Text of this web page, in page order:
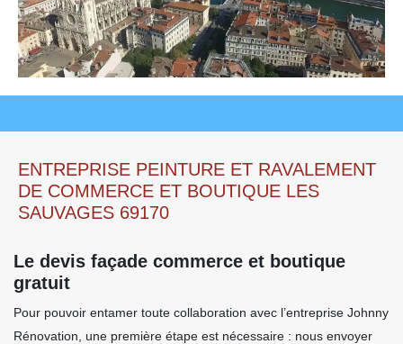
ENTREPRISE PEINTURE ET RAVALEMENT
DE COMMERCE ET BOUTIQUE LES
SAUVAGES 69170
Le devis façade commerce et boutique
gratuit
Pour pouvoir entamer toute collaboration avec l’entreprise Johnny
Rénovation, une première étape est nécessaire : nous envoyer